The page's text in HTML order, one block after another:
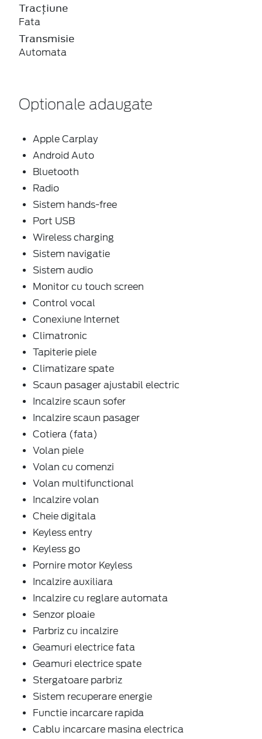
Tracțiune
Fata
Transmisie
Automata
Optionale adaugate
Apple Carplay
Android Auto
Bluetooth
Radio
Sistem hands-free
Port USB
Wireless charging
Sistem navigatie
Sistem audio
Monitor cu touch screen
Control vocal
Conexiune Internet
Climatronic
Tapiterie piele
Climatizare spate
Scaun pasager ajustabil electric
Incalzire scaun sofer
Incalzire scaun pasager
Cotiera (fata)
Volan piele
Volan cu comenzi
Volan multifunctional
Incalzire volan
Cheie digitala
Keyless entry
Keyless go
Pornire motor Keyless
Incalzire auxiliara
Incalzire cu reglare automata
Senzor ploaie
Parbriz cu incalzire
Geamuri electrice fata
Geamuri electrice spate
Stergatoare parbriz
Sistem recuperare energie
Functie incarcare rapida
Cablu incarcare masina electrica